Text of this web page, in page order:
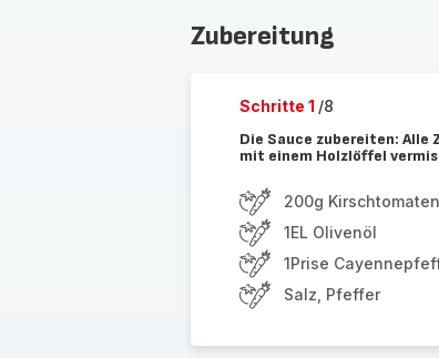
Zubereitung
Schritte 1 /8
Die Sauce zubereiten:
mit einem Holzlöffel
200g Kirschtomaten
1EL Olivenöl
1Prise
Salz, Pfeffer